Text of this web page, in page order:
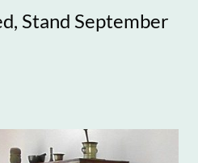
Stand September